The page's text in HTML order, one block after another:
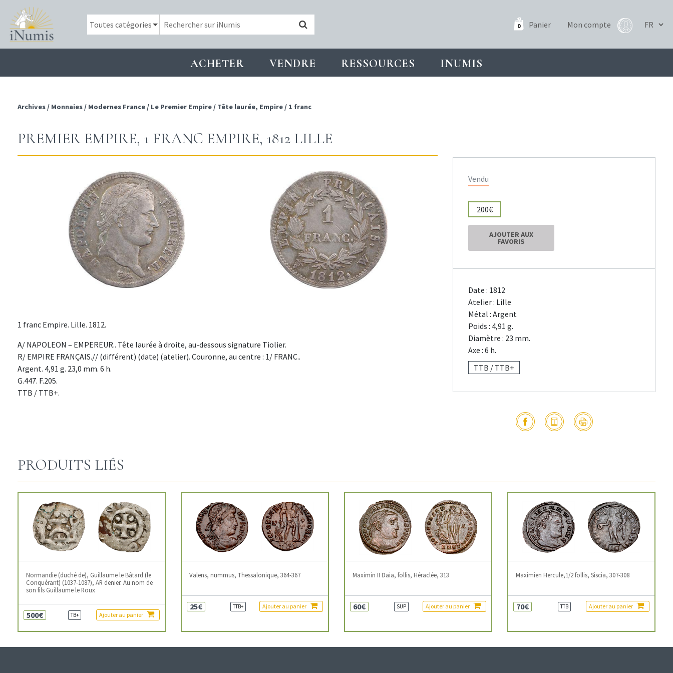
0 Panier Mon compte
ACHETER VENDRE RESSOURCES INUMIS
Archives / Monnaies / Modernes France / Le Premier Empire / Tête laurée, Empire / 1 franc
PREMIER EMPIRE, 1 FRANC EMPIRE, 1812 LILLE
1 franc Empire. Lille. 1812.
A/ NAPOLEON – EMPEREUR.. Tête laurée à droite, au-dessous signature Tiolier.
R/ EMPIRE FRANÇAIS.// (différent) (date) (atelier). Couronne, au centre : 1/ FRANC..
Argent. 4,91 g. 23,0 mm. 6 h.
G.447. F.205.
TTB / TTB+.
Vendu
200€
AJOUTER AUX
FAVORIS
Date : 1812
Atelier : Lille
Métal : Argent
Poids : 4,91 g.
Diamètre : 23 mm.
Axe : 6 h.
TTB / TTB+
PRODUITS LIÉS
Normandie (duché de), Guillaume le Bâtard (le
Conquérant) (1037-1087), AR denier. Au nom de
son fils Guillaume le Roux
500€ TB+ Ajouter au panier
Valens, nummus, Thessalonique, 364-367
25€ TTB+ Ajouter au panier
Maximin II Daia, follis, Héraclée, 313
60€ SUP Ajouter au panier
Maximien Hercule,1/2 follis, Siscia, 307-308
70€ TTB Ajouter au panier